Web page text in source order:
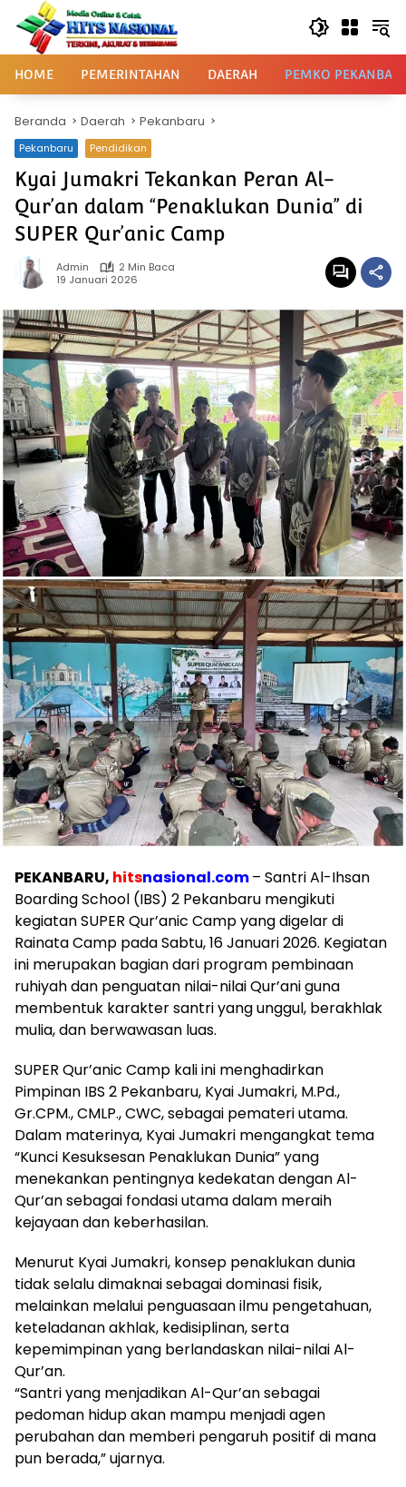
Langsung
konten
HOME PEMERINTAHAN DAERAH PEMKO
Beranda Daerah Pekanbaru
Pekanbaru Pendidikan
Kyai Jumakri Tekankan Peran Al-
Qur’an dalam “Penaklukan Dunia” di
SUPER Qur’anic Camp
Admin
2 Min Baca
19 Januari 2026
PEKANBARU, hitsnasional.com– Santri Al-Ihsan
Boarding School (IBS) 2 Pekanbaru mengikuti
kegiatan SUPER Qur’anic Camp yang digelar di
Rainata Camp pada Sabtu, 16 Januari 2026. Kegiatan
ini merupakan bagian dari program pembinaan
ruhiyah dan penguatan nilai-nilai Qur’ani guna
membentuk karakter santri yang unggul, berakhlak
mulia, dan berwawasan luas.
SUPER Qur’anic Camp kali ini menghadirkan
Pimpinan IBS 2 Pekanbaru, Kyai Jumakri, M.Pd.,
Gr.CPM., CMLP., CWC, sebagai pemateri utama.
Dalam materinya, Kyai Jumakri mengangkat tema
“Kunci Kesuksesan Penaklukan Dunia” yang
menekankan pentingnya kedekatan dengan Al-
Qur’an sebagai fondasi utama dalam meraih
kejayaan dan keberhasilan.
Menurut Kyai Jumakri, konsep penaklukan dunia
tidak selalu dimaknai sebagai dominasi fisik,
melainkan melalui penguasaan ilmu pengetahuan,
keteladanan akhlak, kedisiplinan, serta
kepemimpinan yang berlandaskan nilai-nilai Al-
Qur’an.
“Santri yang menjadikan Al-Qur’an sebagai
pedoman hidup akan mampu menjadi agen
perubahan dan memberi pengaruh positif di mana
pun berada,” ujarnya.